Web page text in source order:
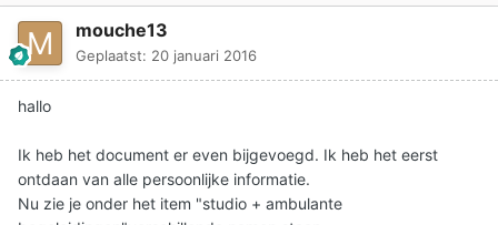
mouche13
Geplaatst: 20 januari 2016
hallo
Ik heb het document er even bijgevoegd. Ik heb het eerst
ontdaan van alle persoonlijke informatie.
Nu zie je onder het item "studio + ambulante